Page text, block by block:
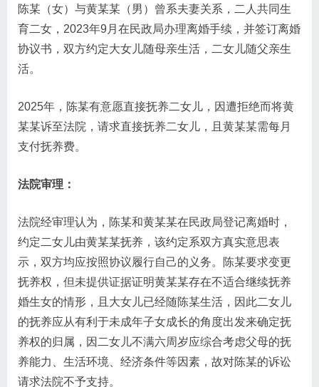
陈某（女）与黄某某（男）曾系夫妻关系，二人共同生
育二女，2023年9月在民政局办理离婚手续，并签订离婚
协议书，双方约定大女儿随母亲生活，二女儿随父亲生
活。
2025年，陈某有意愿直接抚养二女儿，因遭拒绝而将黄
某某诉至法院，请求直接抚养二女儿，且黄某某需每月
支付抚养费。
法院审理：
法院经审理认为，陈某和黄某某在民政局登记离婚时，
约定二女儿由黄某某抚养，该约定系双方真实意思表
示，双方均应按照协议履行自己的义务。陈某要求变更
抚养权，但未提供证据证明黄某某存在不适合继续抚养
婚生女的情形，且大女儿已经随陈某生活，因此二女儿
的抚养应从有利于未成年子女成长的角度出发来确定抚
养权的归属，因二女儿不满六周岁应综合考虑父母的抚
养能力、生活环境、经济条件等因素，故对陈某的诉讼
请求法院不予支持。